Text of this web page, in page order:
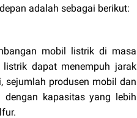
adalah sebagai berikut:
mobil listrik di masa
dapat menempuh jarak
sejumlah produsen mobil dan
dengan kapasitas yang lebih